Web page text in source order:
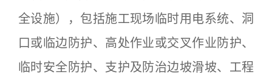
全设施），包括施工现场临时用电系统、洞
口或临边防护、高处作业或交叉作业防护、
临时安全防护、支护及防治边坡滑坡、工程